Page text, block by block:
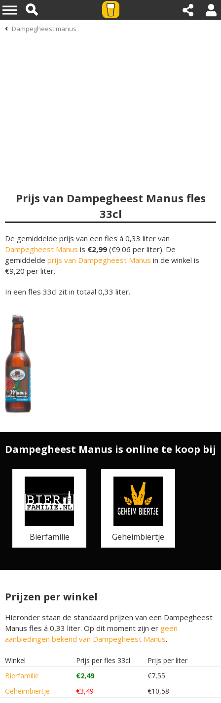
Dampegheest manus
Prijs van Dampegheest Manus fles
33cl
De gemiddelde prijs van een fles á 0,33 liter van
Dampegheest Manus is €2,99 (€9.06 per liter). De
gemiddelde prijs van Dampegheest Manus in de winkel is
€9,20 per liter.
In een fles 33cl zit in totaal 0,33 liter.
Dampegheest Manus is online te koop bij
Bierfamilie Geheimbiertje
Prijzen per winkel
Hieronder staan de standaard prijzen van een Dampegheest
Manus fles á 0,33 liter. Op dit moment zijn er geen
aanbiedingen bekend van Dampegheest Manus.
Winkel Prijs per fles 33cl
Prijs per liter
Bierfamilie
€2,49
€7,55
Geheimbiertje
€3,49 €10,58